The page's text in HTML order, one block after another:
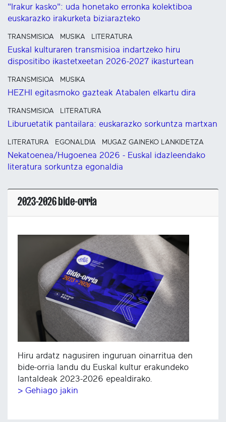
"Irakur kasko": uda honetako erronka kolektiboa
euskarazko irakurketa biziarazteko
TRANSMISIOA MUSIKA LITERATURA
Euskal kulturaren transmisioa indartzeko hiru
dispositibo ikastetxeetan 2026-2027 ikasturtean
TRANSMISIOA MUSIKA
HEZHI egitasmoko gazteak Atabalen elkartu dira
TRANSMISIOA LITERATURA
Liburuetatik pantailara: euskarazko sorkuntza martxan
LITERATURA EGONALDIA MUGAZ GAINEKO LANKIDETZA
Nekatoenea/Hugoenea 2026 - Euskal idazleendako
literatura sorkuntza egonaldia
2023-2026 bide-orria
Hiru ardatz nagusiren inguruan oinarritua den
bide-orria landu du Euskal kultur erakundeko
lantaldeak 2023-2026 epealdirako.
> Gehiago jakin